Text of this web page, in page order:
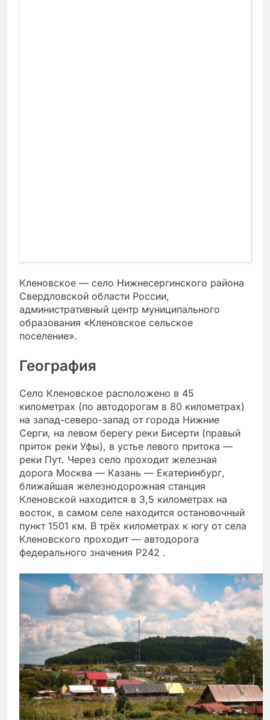
Кленовское — село Нижнесергинского района
Свердловской области России,
административный центр муниципального
образования «Кленовское сельское
поселение».
География
Село Кленовское расположено в 45
километрах (по автодорогам в 80 километрах)
на запад-северо-запад от города Нижние
Серги, на левом берегу реки Бисерти (правый
приток реки Уфы), в устье левого притока —
реки Пут. Через село проходит железная
дорога Москва — Казань — Екатеринбург,
ближайшая железнодорожная станция
Кленовской находится в 3,5 километрах на
восток, в самом селе находится остановочный
пункт 1501 км. В трёх километрах к югу от села
Кленовского проходит — автодорога
федерального значения Р242 .